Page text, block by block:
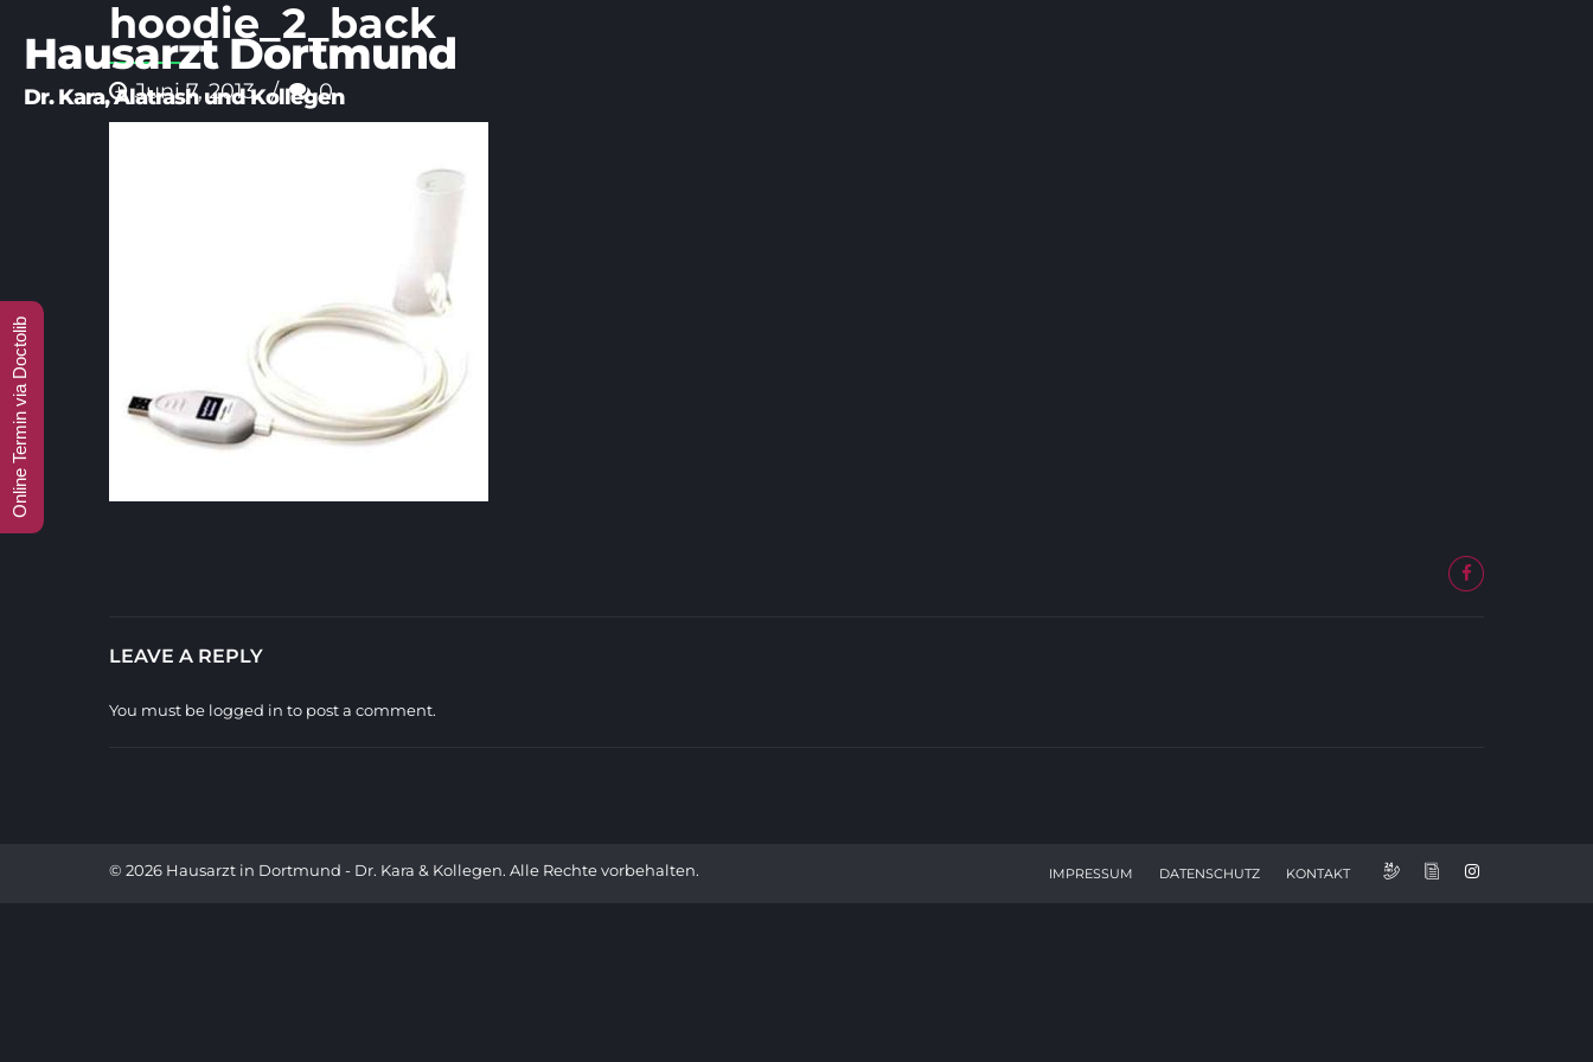
Hausarzt Dortmund
hoodie_2_back
Juni 7, 2013 0
LEAVE A REPLY
You must be logged in to post a comment.
© 2026 Hausarzt in Dortmund - Dr. Kara & Kollegen. Alle Rechte vorbehalten. IMPRESSUM DATENSCHUTZ KONTAKT
Online Termin via Doctolib